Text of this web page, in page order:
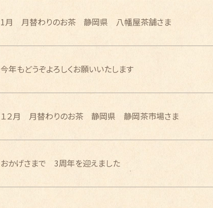
1月 月替わりのお茶 静岡県 八幡屋茶舗さま
今年もどうぞよろしくお願いいたします
１２月 月替わりのお茶 静岡県 静岡茶市場さま
おかげさまで 3周年を迎えました